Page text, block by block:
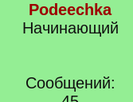
Podeechka
Начинающий
Сообщений: